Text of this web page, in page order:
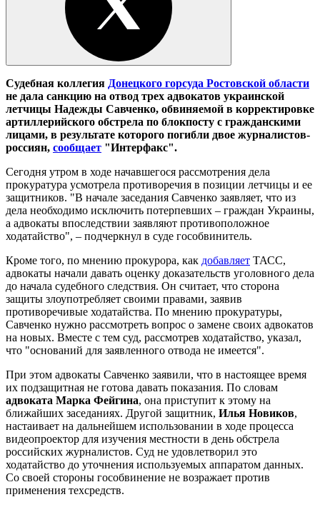
Судебная коллегия Донецкого горсуда Ростовской области
не дала санкцию на отвод трех адвокатов украинской
летчицы Надежды Савченко, обвиняемой в корректировке
артиллерийского обстрела по блокпосту с гражданскими
лицами, в результате которого погибли двое журналистов-
россиян, сообщает "Интерфакс".
Сегодня утром в ходе начавшегося рассмотрения дела
прокуратура усмотрела противоречия в позиции летчицы и ее
защитников. "В начале заседания Савченко заявляет, что из
дела необходимо исключить потерпевших – граждан Украины,
а адвокаты впоследствии заявляют противоположное
ходатайство", – подчеркнул в суде гособвинитель.
Кроме того, по мнению прокурора, как добавляет ТАСС,
адвокаты начали давать оценку доказательств уголовного дела
до начала судебного следствия. Он считает, что сторона
защиты злоупотребляет своими правами, заявив
противоречивые ходатайства. По мнению прокуратуры,
Савченко нужно рассмотреть вопрос о замене своих адвокатов
на новых. Вместе с тем суд, рассмотрев ходатайство, указал,
что "оснований для заявленного отвода не имеется".
При этом адвокаты Савченко заявили, что в настоящее время
их подзащитная не готова давать показания. По словам
адвоката Марка Фейгина, она приступит к этому на
ближайших заседаниях. Другой защитник, Илья Новиков,
настаивает на дальнейшем использовании в ходе процесса
видеопроектор для изучения местности в день обстрела
российских журналистов. Суд не удовлетворил это
ходатайство до уточнения используемых аппаратом данных.
Со своей стороны гособвинение не возражает против
применения техсредств.